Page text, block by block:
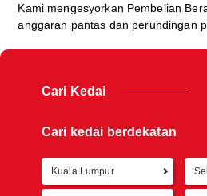
Kami mengesyorkan Pembelian
anggaran pantas dan perundingan
Cari Kedai
Cari kedai berdekatan
Kuala Lumpur